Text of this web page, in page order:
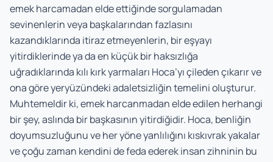
emek harcamadan elde ettiğinde sorgulamadan
sevinenlerin veya başkalarından fazlasını
kazandıklarında itiraz etmeyenlerin, bir eşyayı
yitirdiklerinde ya da en küçük bir haksızlığa
uğradıklarında kılı kırk yarmaları Hoca’yı çileden çıkarır ve
ona göre yeryüzündeki adaletsizliğin temelini oluşturur.
Muhtemeldir ki, emek harcanmadan elde edilen herhangi
bir şey, aslında bir başkasının yitirdiğidir. Hoca, benliğin
doyumsuzluğunu ve her yöne yanlılığını kıskıvrak yakalar
ve çoğu zaman kendini de feda ederek insan zihninin bu